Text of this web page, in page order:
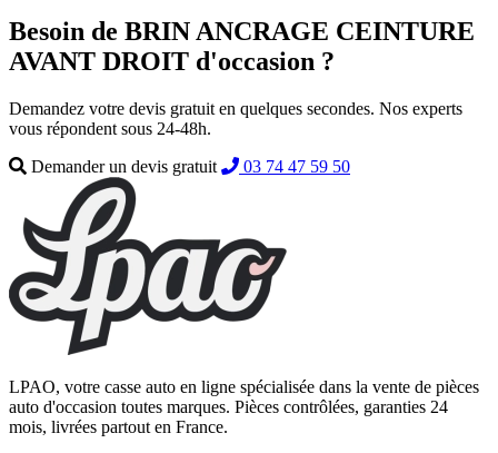
Besoin de BRIN ANCRAGE CEINTURE
AVANT DROIT d'occasion ?
Demandez votre devis gratuit en quelques secondes. Nos experts
vous répondent sous 24-48h.
Demander un devis gratuit
03 74 47 59 50
LPAO, votre casse auto en ligne spécialisée dans la vente de pièces
auto d'occasion toutes marques. Pièces contrôlées, garanties 24
mois, livrées partout en France.